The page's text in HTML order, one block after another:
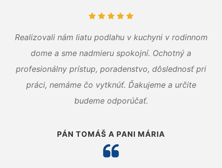
Realizovali nám liatu podlahu v kuchyni v rodinnom
dome a sme nadmieru spokojní. Ochotný a
profesionálny prístup, poradenstvo, dôslednosť pri
práci, nemáme čo vytknúť. Ďakujeme a určite
budeme odporúčať.
PÁN TOMÁŠ A PANI MÁRIA